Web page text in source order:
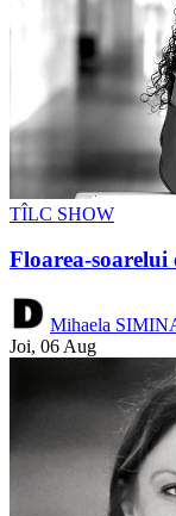
TÎLC SHOW
Floarea-soarelui
Mihaela
Joi, 06 Aug